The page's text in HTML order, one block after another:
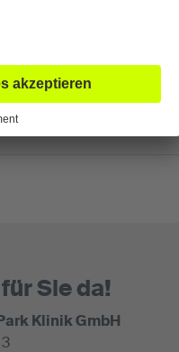
vom Magazin
gehören Dr. Thomas
Dr. Paul Klein
Sie da!
Klinik GmbH